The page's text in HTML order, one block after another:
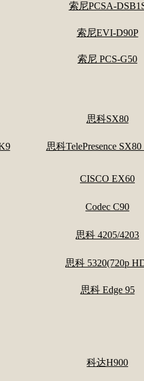
索尼PCSA-
索尼EVI-D90P
索尼 PCS-G50
思科SX80
思科TelePresence SX80
CISCO EX60
Codec C90
思科 4205/4203
思科 5320(720p
思科 Edge 95
科达H900